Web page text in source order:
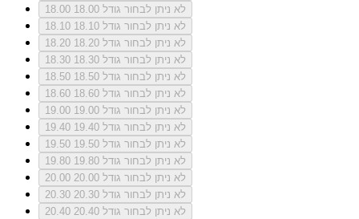
18.00
לא ניתן לבחור גודל 18.00
18.10
לא ניתן לבחור גודל 18.10
18.20
לא ניתן לבחור גודל 18.20
18.30
לא ניתן לבחור גודל 18.30
18.50
לא ניתן לבחור גודל 18.50
18.60
לא ניתן לבחור גודל 18.60
19.00
לא ניתן לבחור גודל 19.00
19.40
לא ניתן לבחור גודל 19.40
19.50
לא ניתן לבחור גודל 19.50
19.80
לא ניתן לבחור גודל 19.80
20.00
לא ניתן לבחור גודל 20.00
20.30
לא ניתן לבחור גודל 20.30
20.40
לא ניתן לבחור גודל 20.40